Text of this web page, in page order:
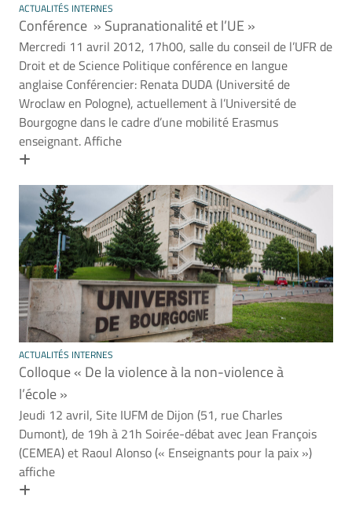
ACTUALITÉS INTERNES
Conférence » Supranationalité et l’UE »
Mercredi 11 avril 2012, 17h00, salle du conseil de l’UFR de
Droit et de Science Politique conférence en langue
anglaise Conférencier: Renata DUDA (Université de
Wroclaw en Pologne), actuellement à l’Université de
Bourgogne dans le cadre d’une mobilité Erasmus
enseignant. Affiche
ACTUALITÉS INTERNES
Colloque « De la violence à la non-violence à
l’école »
Jeudi 12 avril, Site IUFM de Dijon (51, rue Charles
Dumont), de 19h à 21h Soirée-débat avec Jean François
(CEMEA) et Raoul Alonso (« Enseignants pour la paix »)
affiche